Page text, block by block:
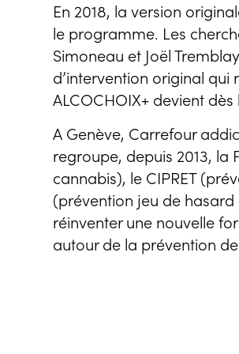
En 2018, la version
le programme. Les
Simoneau et Joël
d’intervention original
ALCOCHOIX+ devient
A Genève, Carrefour
regroupe, depuis 2013, la
cannabis), le CIPRET
(prévention jeu de
réinventer une nouvelle
autour de la prévention